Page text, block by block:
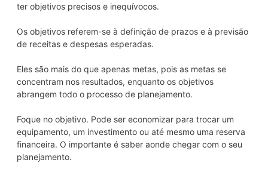
ter objetivos precisos e inequívocos.
Os objetivos referem-se à definição de prazos e à previsão
de receitas e despesas esperadas.
Eles são mais do que apenas metas, pois as metas se
concentram nos resultados, enquanto os objetivos
abrangem todo o processo de planejamento.
Foque no objetivo. Pode ser economizar para trocar um
equipamento, um investimento ou até mesmo uma reserva
financeira. O importante é saber aonde chegar com o seu
planejamento.